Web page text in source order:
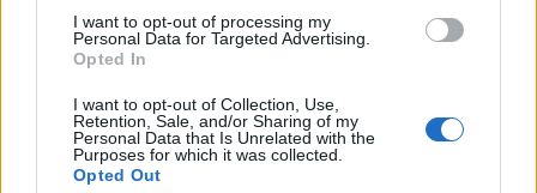
I want to opt-out of processing my
Personal Data for Targeted Advertising.
Opted In
I want to opt-out of Collection, Use,
Retention, Sale, and/or Sharing of my
Personal Data that Is Unrelated with the
Purposes for which it was collected.
Opted Out
Ο Ατρόμητος έχει δύο νίκες στα τελευταία
επτά παιχνίδια με τον Παναιτωλικό, αλλά και οι
δύο είναι εκτός έδρας και η τελευταία του στο
Περιστέρι είναι στις 26 Οκτωβρίου 2020 με 2-